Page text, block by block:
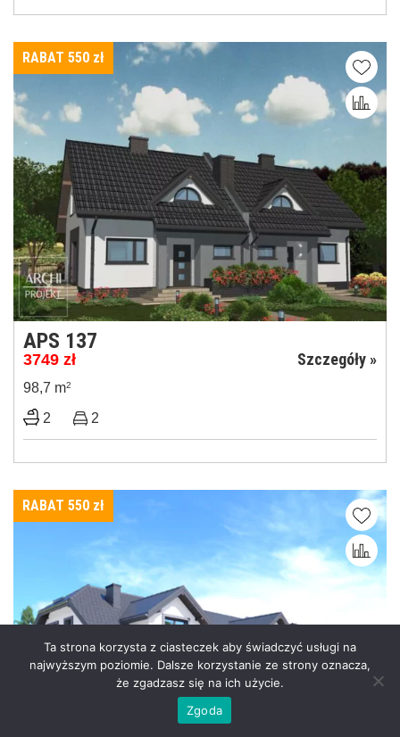
RABAT 550 zł
APS 137
3749 zł Szczegóły »
98,7 m2
2 2
RABAT 550 zł
Ta strona korzysta z ciasteczek aby świadczyć usługi na
najwyższym poziomie. Dalsze korzystanie ze strony oznacza,
że zgadzasz się na ich użycie.
Zgoda